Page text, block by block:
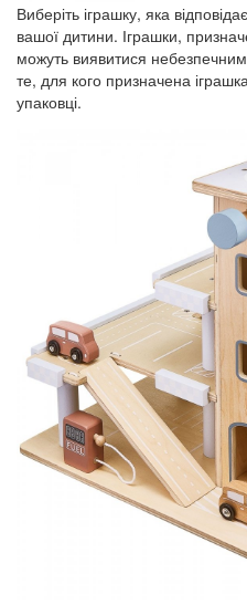
Виберіть іграшку, яка
вашої дитини. Іграшки,
можуть виявитися
те, для кого призначена
упаковці.